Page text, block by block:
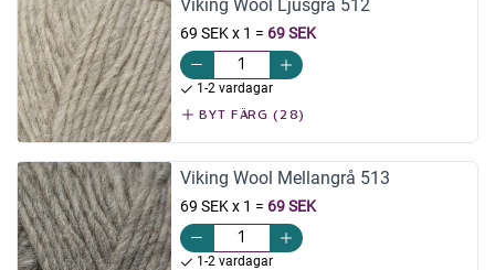
Viking Wool Ljusgrå 512
69 SEK x 1 = 69 SEK
1-2 vardagar
BYT FÄRG (28)
Viking Wool Mellangrå 513
69 SEK x 1 = 69 SEK
1-2 vardagar